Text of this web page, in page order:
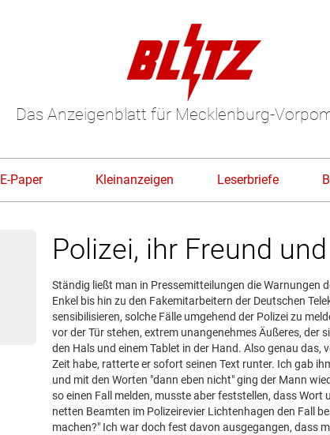
Das Anzeigenblatt für Mecklenburg-
E-Paper Kleinanzeigen Leserbriefe
Polizei, ihr Freund
Ständig ließt man in Pressemitteilungen die Warnungen
Enkel bis hin zu den Fakemitarbeitern der Deutschen
sensibilisieren, solche Fälle umgehend der Polizei zu
vor der Tür stehen, extrem unangenehmes Äußeres, der
den Hals und einem Tablet in der Hand. Also genau
Zeit habe, ratterte er sofort seinen Text runter. Ich gab
und mit den Worten "dann eben nicht" ging der Mann
so einen Fall melden, musste aber feststellen, dass
netten Beamten im Polizeirevier Lichtenhagen den Fall
machen?" Ich war doch fest davon ausgegangen, dass